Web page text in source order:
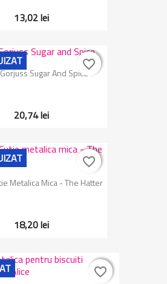
13,02 lei
Sugar And Spice
20,74 lei
favorite_border
favorite_border
Metalica Mica - The Hatter
18,20 lei
favorite_border
favorite_border
favorite_border
favorite_border